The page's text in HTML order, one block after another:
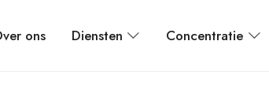
ons Diensten Concentratie